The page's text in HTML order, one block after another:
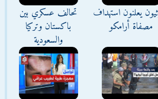
يعلنون استهداف
مصفاة أرامكو
تحالف عسكري بين
باكستان وتركيا
والسعودية